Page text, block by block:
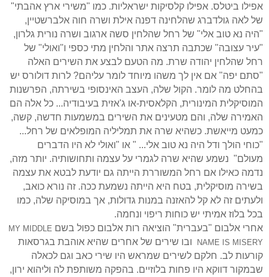
אפילו ביטלס. אפילו קלסיקות ישראליות. כמו "משירי ארץ אהבתי"
של לאה גולדברג שהלחינה דפנה אילת ושרה חוה אלברשטיין,
"היה נא טוב אלי" של רחל שהלחין סשה ארגוב ושרה נורית גלרון,
"עיר עצובה" שכתבה תרצה אתר והלחין מתי כספי ו"ואולי" של
רחל שהלחין יהודה שרת. מה הטעם לבצע את השירים האלה
"סתם יפה" אם אין לך משהו מיוחד לומר עליהם? לרות דולורס יש
בהחלט מה לומר. הקול שלה, העצב האינסופי בשירתה, הפרשנות
המוסיקלית המינורית, הקלאסית-או ג'אזית בעיבודיה... כל אלה הם
האמירה שלה, והם מטעינים את השירים במשמעות חדשה, קשה,
כמעט מייאשת. כשהיא שרה את תמליליה המופלאים של רחל...
"כוחי הולך ודל היה נא טוב אלי... " או "ואולי לא היו הדברים
מעולם" נשמע שהיא שרה לגמרי על עצמה ותחושותיה. יותר מזה,
נדמה כאילו אם רחל המשוררת הייתה גם יודעת לבטא את עצמה
בשירה מוסיקלית, בטח היא הייתה נשמעת ככה. זה נורא כואב,
ולעתים זה לא קל להאזנה במנות גדולות, אך במוסיקה שלה, כמו
בכל בלוז אמיתי יש כוחות ריפוי ונחמה.
אחרי אלבום "בעברית" הוציאה רות אלבום כפול בשם MY MIDDLE
NAME IS MISERY
ובו שירים של אחרים שהיא אוהבת בגרסאות
קורעות לב. חלקם לשירים שמראש היו שירי כאב וגם לכאלה
שבמקור דווקא היו פחות בלוזיים. בהפקה משותפת לה וליהוא ירון,